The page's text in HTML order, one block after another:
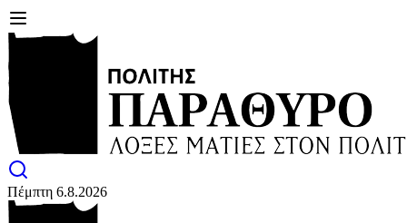
Πέμπτη 6.8.2026